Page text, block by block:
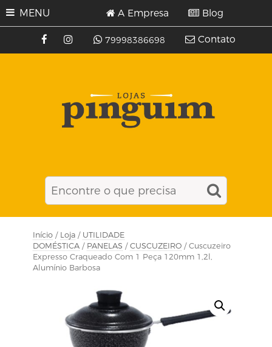
MENU
79998386698
A Empresa Blog
Contato
Início / Loja / UTILIDADE
DOMÉSTICA / PANELAS / CUSCUZEIRO / Cuscuzeiro
Expresso Craqueado Com 1 Peça 120mm 1,2l,
Alumínio Barbosa